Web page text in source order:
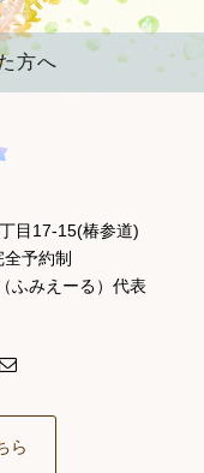
方へ
目17-15(椿参道)
予約制
ふみえーる）代表
ら